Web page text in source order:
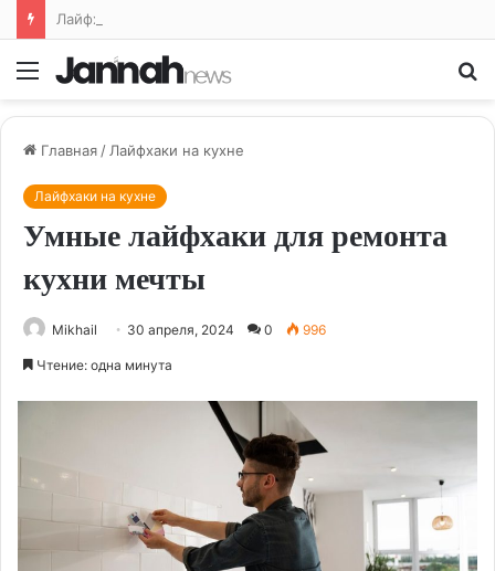
Меню
Главная / Лайфхаки на кухне
Лайфхаки на кухне
Умные лайфхаки для ремонта
кухни мечты
Mikhail 30 апреля, 2024 0 996
Чтение: одна минута